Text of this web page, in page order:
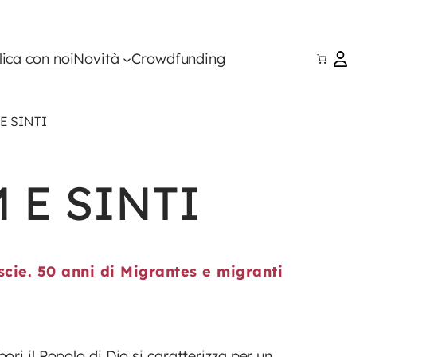
con noiNovità Crowdfunding
SINTI
E SINTI
50 anni di Migrantes e migranti